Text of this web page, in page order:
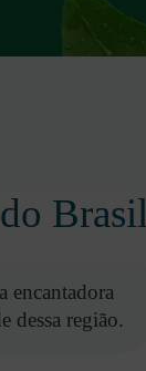
Brasil
encantadora
dessa região.